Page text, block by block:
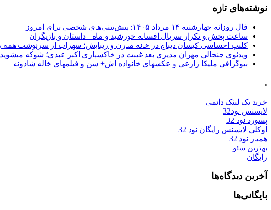
نوشته‌های تازه
فال روزانه چهارشنبه ۱۴ مرداد ۱۴۰۵: پیش‌بینی‌های شخصی برای امروز
ساعت پخش و تکرار سریال افسانه خورشید و ماه+ داستان و بازیگران
کلیپ احساسی کیسان دیباج در خانه مدرن و زیبایش؛ سهراب از سرنوشت همه
ویدئوی جنجالی مهران مدیری بعد غیبت در خاکسپاری اکبر عبدی؛ شوکه
بیوگرافی ملیکا زارعی و عکسهای خانواده اش+ سن و فیلمهای خاله شادونه
.
خرید بک لینک دائمی
لایسنس نود32
پسورد نود 32
اوکلی لایسنس رایگان نود 32
همیار نود 32
بهترین سئو
رایگان
آخرین دیدگاه‌ها
بایگانی‌ها